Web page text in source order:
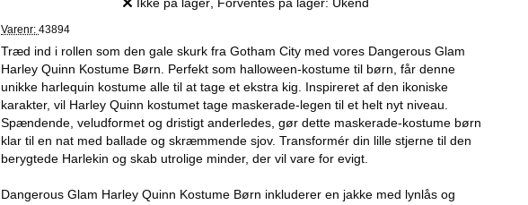
Produkttilgængelighed:
Varenr: 43894
Træd ind i rollen som den gale skurk fra Gotham City med vores Dangerous Glam
Harley Quinn Kostume Børn. Perfekt som halloween-kostume til børn, får denne
unikke harlequin kostume alle til at tage et ekstra kig. Inspireret af den ikoniske
karakter, vil Harley Quinn kostumet tage maskerade-legen til et helt nyt niveau.
Spændende, veludformet og dristigt anderledes, gør dette maskerade-kostume børn
klar til en nat med ballade og skræmmende sjov. Transformér din lille stjerne til den
berygtede Harlekin og skab utrolige minder, der vil vare for evigt.
Dangerous Glam Harley Quinn Kostume Børn inkluderer en jakke med lynlås og